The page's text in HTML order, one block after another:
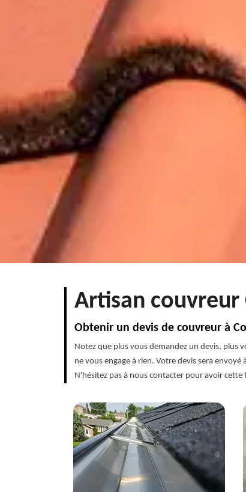
Artisan
Obtenir un devis de couvreur à
Notez que plus vous demandez un devis, plus
ne vous engage à rien. Votre devis sera
N'hésitez pas à nous contacter pour avoir